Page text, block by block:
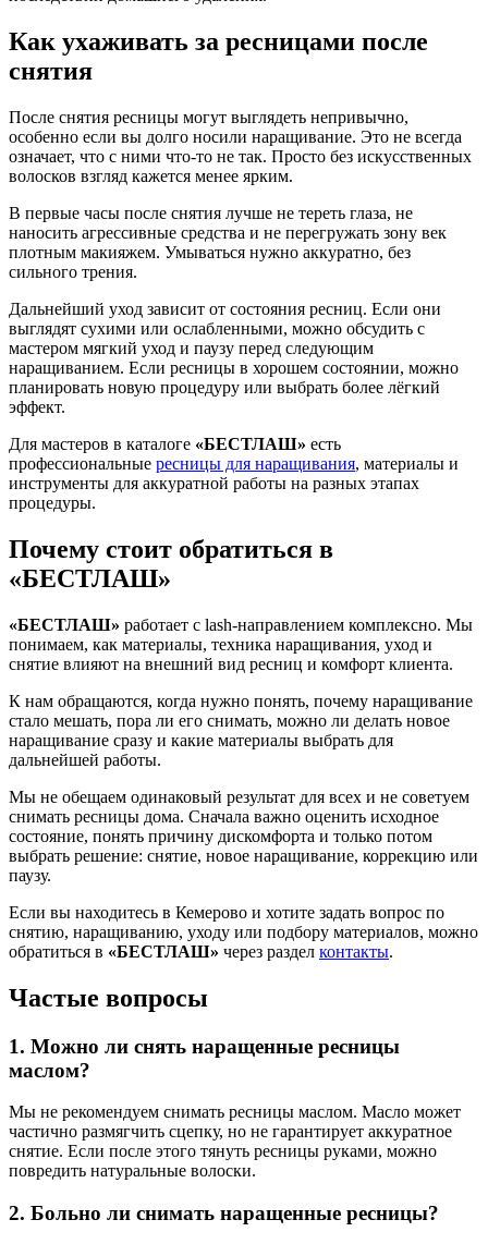
Как ухаживать за ресницами после
снятия
После снятия ресницы могут выглядеть непривычно,
особенно если вы долго носили наращивание. Это не всегда
означает, что с ними что-то не так. Просто без искусственных
волосков взгляд кажется менее ярким.
В первые часы после снятия лучше не тереть глаза, не
наносить агрессивные средства и не перегружать зону век
плотным макияжем. Умываться нужно аккуратно, без
сильного трения.
Дальнейший уход зависит от состояния ресниц. Если они
выглядят сухими или ослабленными, можно обсудить с
мастером мягкий уход и паузу перед следующим
наращиванием. Если ресницы в хорошем состоянии, можно
планировать новую процедуру или выбрать более лёгкий
эффект.
Для мастеров в каталоге «БЕСТЛАШ» есть
профессиональные ресницы для наращивания, материалы и
инструменты для аккуратной работы на разных этапах
процедуры.
Почему стоит обратиться в
«БЕСТЛАШ»
«БЕСТЛАШ» работает с lash-направлением комплексно. Мы
понимаем, как материалы, техника наращивания, уход и
снятие влияют на внешний вид ресниц и комфорт клиента.
К нам обращаются, когда нужно понять, почему наращивание
стало мешать, пора ли его снимать, можно ли делать новое
наращивание сразу и какие материалы выбрать для
дальнейшей работы.
Мы не обещаем одинаковый результат для всех и не советуем
снимать ресницы дома. Сначала важно оценить исходное
состояние, понять причину дискомфорта и только потом
выбрать решение: снятие, новое наращивание, коррекцию или
паузу.
Если вы находитесь в Кемерово и хотите задать вопрос по
снятию, наращиванию, уходу или подбору материалов, можно
обратиться в «БЕСТЛАШ» через раздел контакты.
Частые вопросы
1. Можно ли снять наращенные ресницы
маслом?
Мы не рекомендуем снимать ресницы маслом. Масло может
частично размягчить сцепку, но не гарантирует аккуратное
снятие. Если после этого тянуть ресницы руками, можно
повредить натуральные волоски.
2. Больно ли снимать наращенные ресницы?